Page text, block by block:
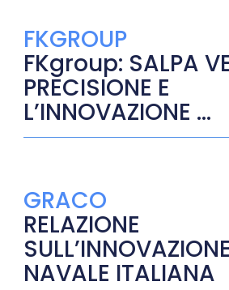
FKGROUP
FKgroup: SALPA
PRECISIONE E
L’INNOVAZIONE ...
GRACO
RELAZIONE
SULL’INNOVAZIONE
NAVALE ITALIANA